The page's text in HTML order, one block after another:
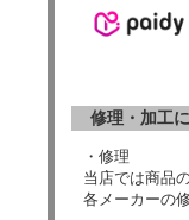
修理・加工
・修理
当店では商品
各メーカーの